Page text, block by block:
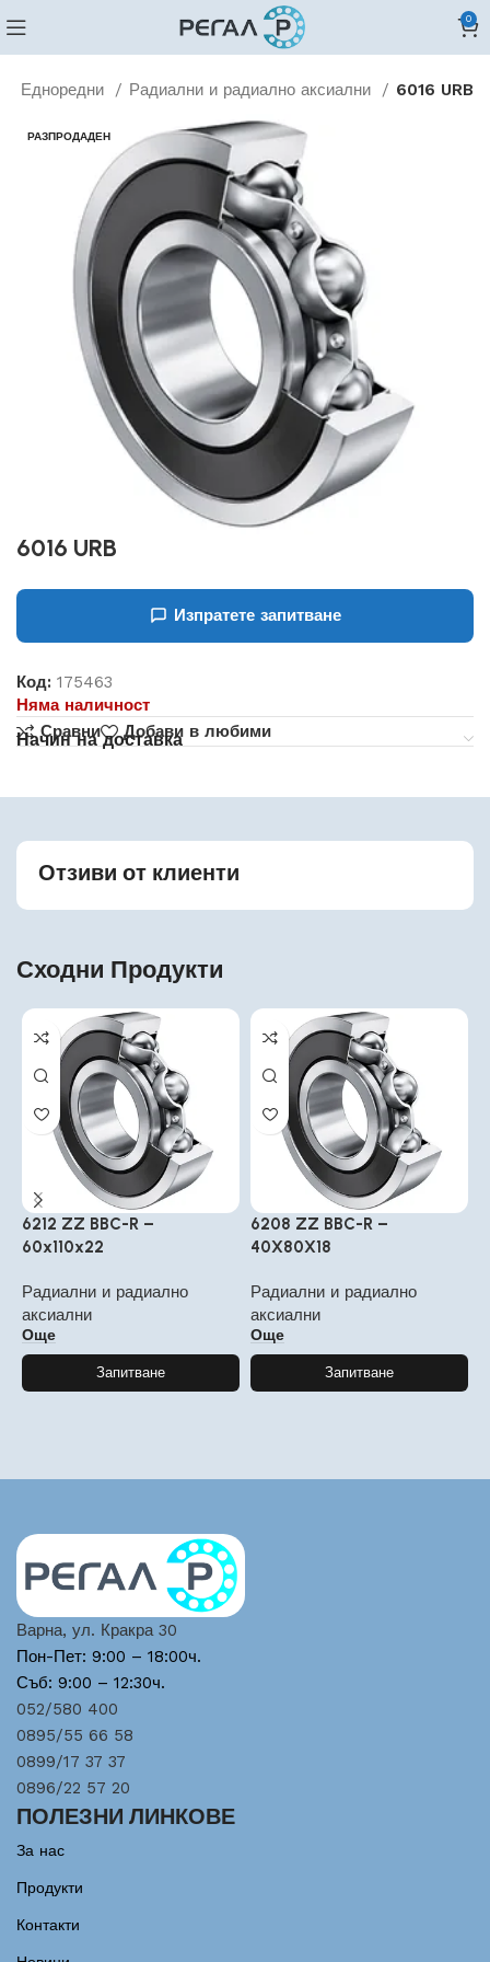
0
Едноредни Радиални и радиално аксиални 6016 URB
РАЗПРОДАДЕН
6016 URB
Изпратете запитване
Код:175463
Няма наличност
Сравни
Добави в любими
Начин на доставка
Отзиви от клиенти
Сходни Продукти
6212 ZZ BBC-R –
60x110x22
Радиални и радиално
аксиални
Още
Запитване
6208 ZZ BBC-R –
40X80X18
Радиални и радиално
аксиални
Още
Запитване
Варна, ул. Кракра 30
Пон-Пет: 9:00 – 18:00ч.
Съб: 9:00 – 12:30ч.
052/580 400
0895/55 66 58
0899/17 37 37
0896/22 57 20
ПОЛЕЗНИ ЛИНКОВЕ
За нас
Продукти
Контакти